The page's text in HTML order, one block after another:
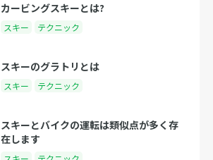
カービングスキーとは?
スキー テクニック
スキーのグラトリとは
スキー テクニック
スキーとバイクの運転は類似点が多く存
在します